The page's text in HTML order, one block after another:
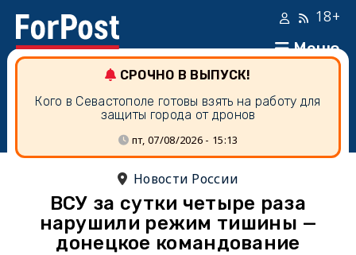
Меню
18+
СРОЧНО В ВЫПУСК!
Кого в Севастополе готовы взять на работу для
защиты города от дронов
пт, 07/08/2026 - 15:13
Новости России
ВСУ за сутки четыре раза
нарушили режим тишины —
донецкое командование